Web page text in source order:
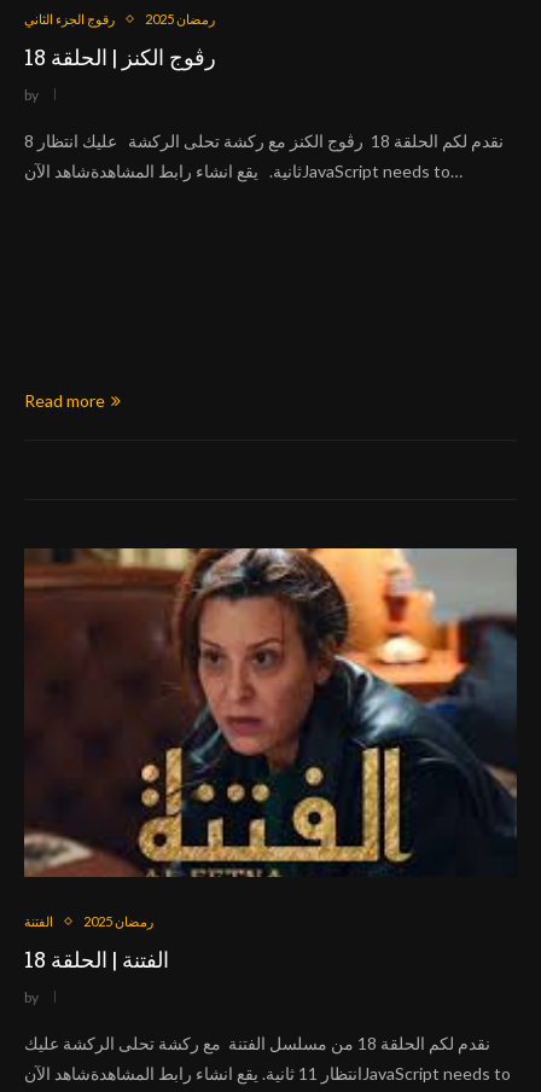
رقوج الجزء الثاني رمضان 2025
رڨوج الكنز | الحلقة 18
by
نقدم لكم الحلقة 18 رڨوج الكنز مع ركشة تحلى الركشة عليك انتظار 8
ثانية. يقع انشاء رابط المشاهدةشاهد الآنJavaScript needs to…
Read more
الفتنة رمضان 2025
الفتنة | الحلقة 18
by
نقدم لكم الحلقة 18 من مسلسل الفتنة مع ركشة تحلى الركشة عليك
انتظار 11 ثانية. يقع انشاء رابط المشاهدةشاهد الآنJavaScript needs to